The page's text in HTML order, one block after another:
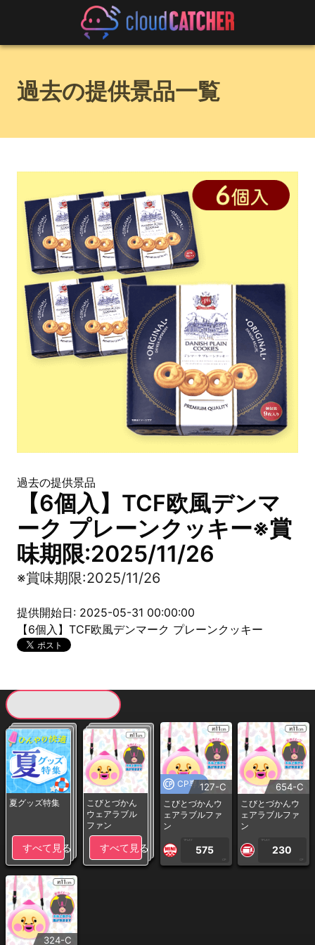
過去の提供景品一覧
過去の提供景品
【6個入】TCF欧風デンマ
ーク プレーンクッキー※賞
味期限:2025/11/26
※賞味期限:2025/11/26
提供開始日: 2025-05-31 00:00:00
【6個入】TCF欧風デンマーク プレーンクッキー
夏グッズ特集
すべて見る
こびとづかん
ウェアラブル
ファン
すべて見る
CP専用127-C
こびとづかんウ
ェアラブルファ
ン
1PLAY
575
CP
654-C
こびとづかんウ
ェアラブルファ
ン
1PLAY
230
CP
324-C